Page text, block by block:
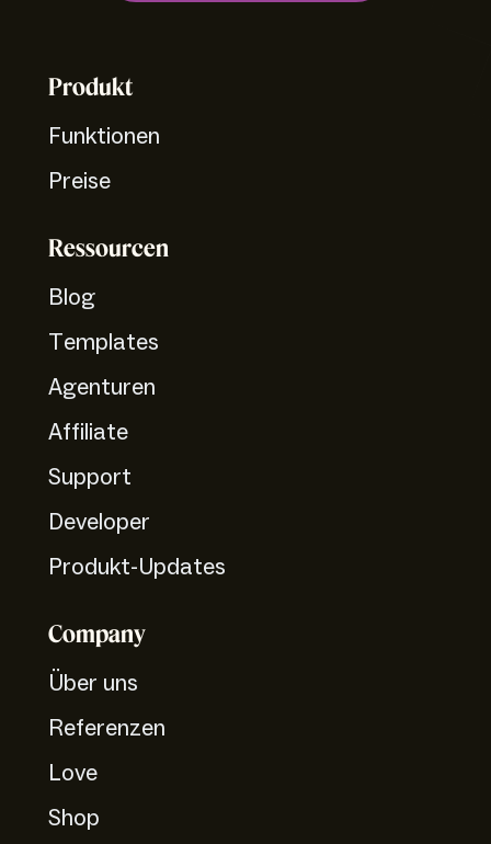
Produkt
Funktionen
Preise
Ressourcen
Blog
Templates
Agenturen
Affiliate
Support
Developer
Produkt-Updates
Company
Über uns
Referenzen
Love
Shop